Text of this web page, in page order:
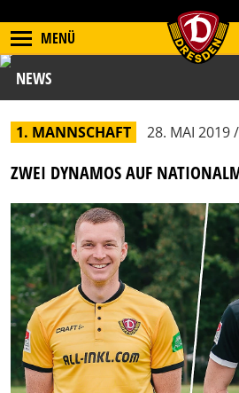
MENÜ
NEWS
1. MANNSCHAFT 28. MAI 2019
ZWEI DYNAMOS AUF